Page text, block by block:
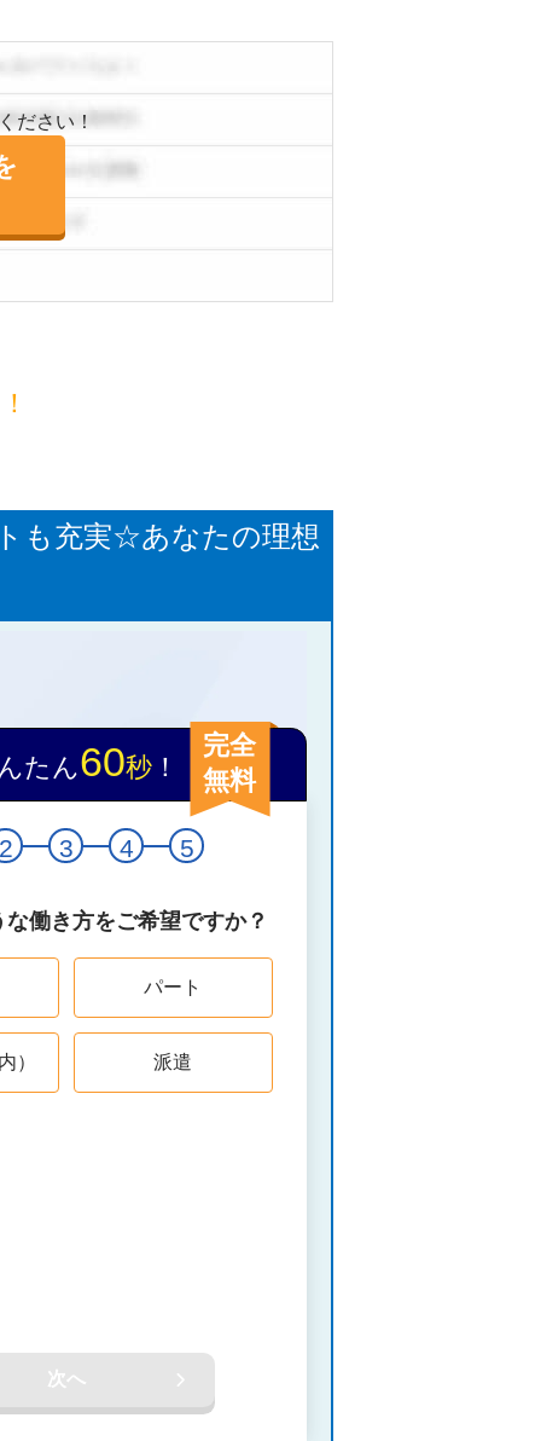
ださい！
も充実☆あなたの理想
たん60秒！
完全
無料
2 3 4 5
な働き方をご希望ですか？
パート
） 派遣
次へ